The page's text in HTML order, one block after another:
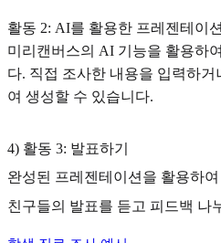
활동 2: AI를 활용한 프레젠테이
미리캔버스의 AI 기능을 활용하
다. 직접 조사한 내용을 입력하
여 생성할 수 있습니다.
4) 활동 3: 발표하기
완성된 프레젠테이션을 활용하여
친구들의 발표를 듣고 피드백 나